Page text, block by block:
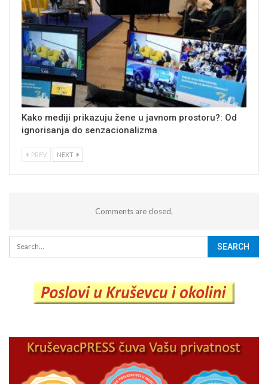
Kako mediji prikazuju žene u javnom prostoru?: Od
ignorisanja do senzacionalizma
PREV NEXT
Comments are closed.